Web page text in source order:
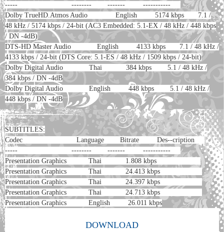
----- -------- ------- -----------
Dolby TrueHD.Atmos Audio English 5174 kbps 7.1 /
48 kHz / 5174 kbps / 24-bit (AC3 Embedded: 5.1-EX / 48 kHz / 448 kbps
/ DN -4dB)
DTS-HD Master Audio English 4133 kbps 7.1 / 48 kHz /
4133 kbps / 24-bit (DTS Core: 5.1-ES / 48 kHz / 1509 kbps / 24-bit)
Dolby Digital Audio Thai 384 kbps 5.1 / 48 kHz /
384 kbps / DN -4dB
Dolby Digital Audio English 448 kbps 5.1 / 48 kHz /
448 kbps / DN -4dB
SUBTITLES:
Codec Language Bitrate Des--cription
----- -------- ------- -----------
Presentation Graphics Thai 1.808 kbps
Presentation Graphics Thai 24.413 kbps
Presentation Graphics Thai 24.397 kbps
Presentation Graphics Thai 24.713 kbps
Presentation Graphics English 26.011 kbps
DOWNLOAD